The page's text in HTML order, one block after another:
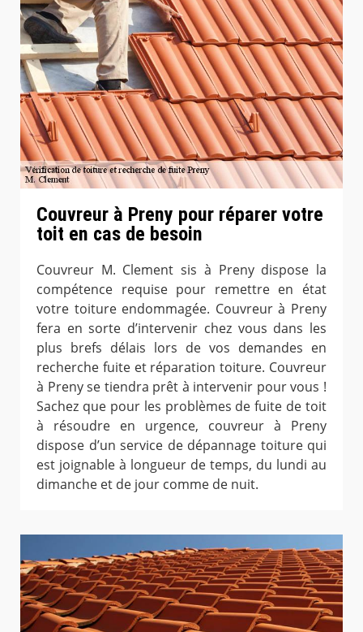
Couvreur à Preny pour réparer votre
toit en cas de besoin
Couvreur M. Clement sis à Preny dispose la
compétence requise pour remettre en état
votre toiture endommagée. Couvreur à Preny
fera en sorte d’intervenir chez vous dans les
plus brefs délais lors de vos demandes en
recherche fuite et réparation toiture. Couvreur
à Preny se tiendra prêt à intervenir pour vous !
Sachez que pour les problèmes de fuite de toit
à résoudre en urgence, couvreur à Preny
dispose d’un service de dépannage toiture qui
est joignable à longueur de temps, du lundi au
dimanche et de jour comme de nuit.